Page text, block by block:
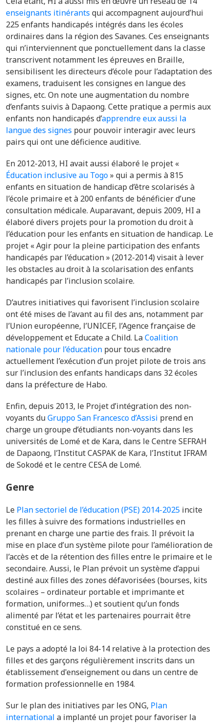
enseignants itinérants qui accompagnent aujourd’hui
225 enfants handicapés intégrés dans les écoles
ordinaires dans la région des Savanes. Ces enseignants
qui n’interviennent que ponctuellement dans la classe
transcrivent notamment les épreuves en Braille,
sensibilisent les directeurs d’école pour l’adaptation des
examens, traduisent les consignes en langue des
signes, etc. On note une augmentation du nombre
d’enfants suivis à Dapaong. Cette pratique a permis aux
enfants non handicapés d’apprendre eux aussi la
langue des signes pour pouvoir interagir avec leurs
pairs qui ont une déficience auditive.
En 2012-2013, HI avait aussi élaboré le projet «
Éducation inclusive au Togo» qui a permis à 815
enfants en situation de handicap d’être scolarisés à
l’école primaire et à 200 enfants de bénéficier d’une
consultation médicale. Auparavant, depuis 2009, HI a
élaboré divers projets pour la promotion du droit à
l’éducation pour les enfants en situation de handicap. Le
projet « Agir pour la pleine participation des enfants
handicapés par l’éducation » (2012-2014) visait à lever
les obstacles au droit à la scolarisation des enfants
handicapés par l’inclusion scolaire.
D’autres initiatives qui favorisent l’inclusion scolaire
ont été mises de l’avant au fil des ans, notamment par
l’Union européenne, l’UNICEF, l’Agence française de
développement et Educate a Child. LaCoalition
nationale pour l’éducation pour tous encadre
actuellement l’exécution d’un projet pilote de trois ans
sur l’inclusion des enfants handicaps dans 32 écoles
dans la préfecture de Habo.
Enfin, depuis 2013, le Projet d’intégration des non-
voyants duGruppo San Francesco d’Assisi prend en
charge un groupe d’étudiants non-voyants dans les
universités de Lomé et de Kara, dans le Centre SEFRAH
de Dapaong, l’Institut CASPAK de Kara, l’Institut IFRAM
de Sokodé et le centre CESA de Lomé.
Genre
Le Plan sectoriel de l’éducation (PSE) 2014-2025 incite
les filles à suivre des formations industrielles en
prenant en charge une partie des frais. Il prévoit la
mise en place d’un système pilote pour l’amélioration de
l’accès et de la rétention des filles entre le primaire et le
secondaire. Aussi, le Plan prévoit un système d’appui
destiné aux filles des zones défavorisées (bourses, kits
scolaires – ordinateur portable et imprimante et
formation, uniformes…) et soutient qu’un fonds
alimenté par l’état et les partenaires pourrait être
constitué en ce sens.
Le pays a adopté la loi 84-14 relative à la protection des
filles et des garçons régulièrement inscrits dans un
établissement d'enseignement ou dans un centre de
formation professionnelle en 1984.
Sur le plan des initiatives par les ONG, Plan
international a implanté un projet pour favoriser la